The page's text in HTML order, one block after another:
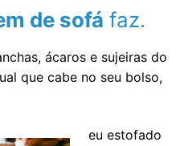
de sofá faz.
ácaros e sujeiras do
que cabe no seu bolso,
eu estofado